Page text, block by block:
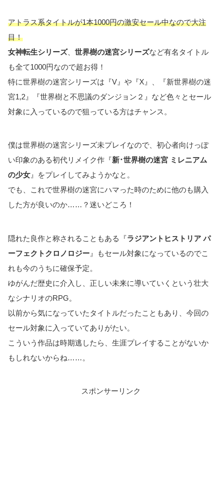
アトラス系タイトルが1本1000円の激安セール中なので大注
目！
女神転生シリーズ、 世界樹の迷宮シリーズなど有名タイトル
も全て1000円なので超お得！
特に世界樹の迷宮シリーズは『V』や『X』、『新世界樹の迷
宮1,2』『世界樹と不思議のダンジョン２』など色々とセール
対象に入っているので狙っている方はチャンス。
僕は世界樹の迷宮シリーズ未プレイなので、初心者向けっぽ
い印象のある初代リメイク作『新･世界樹の迷宮 ミレニアム
の少女 』をプレイしてみようかなと。
でも、これで世界樹の迷宮にハマった時のために他のも購入
した方が良いのか……？迷いどころ！
隠れた良作と称されることもある『ラジアントヒストリア パ
ーフェクトクロノロジー 』もセール対象になっているのでこ
れも今のうちに確保予定。
ゆがんだ歴史に介入し、正しい未来に導いていくという壮大
なシナリオのRPG。
以前から気になっていたタイトルだったこともあり、今回の
セール対象に入っていてありがたい。
こういう作品は時期逃したら、生涯プレイすることがないか
もしれないからね……。
スポンサーリンク